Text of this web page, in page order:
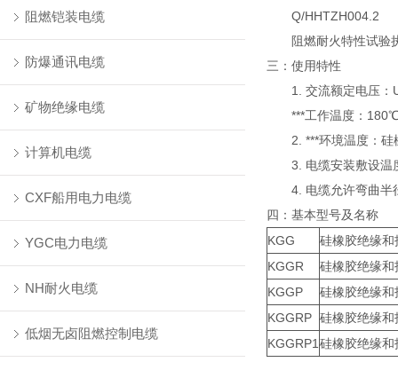
阻燃铠装电缆
防爆通讯电缆
矿物绝缘电缆
计算机电缆
CXF船用电力电缆
YGC电力电缆
NH耐火电缆
低烟无卤阻燃控制电缆
Q/HHTZH004.2
阻燃耐火特性试验
三：使用特性
1. 交流额定电压：
***工作温度：
2. ***环境温度：硅
3. 电缆安装敷设温
4. 电缆允许弯曲半
四：基本型号及名称
KGG
硅橡胶绝缘
KGGR
硅橡胶绝缘
KGGP
硅橡胶绝缘
KGGRP 硅橡胶绝缘
KGGRP1 硅橡胶绝缘